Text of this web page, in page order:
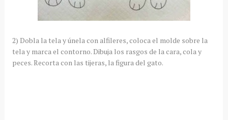
2) Dobla la tela y únela con alfileres, coloca el molde sobre la
tela y marca el contorno. Dibuja los rasgos de la cara, cola y
peces. Recorta con las tijeras, la figura del gato.